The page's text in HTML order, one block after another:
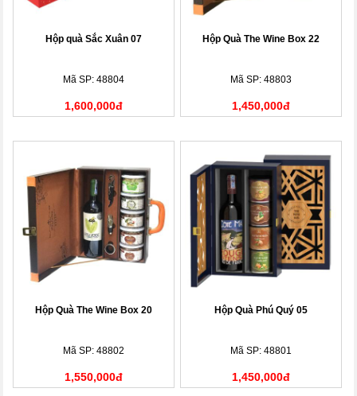
Hộp quà Sắc Xuân 07
Mã SP: 48804
1,600,000đ
Hộp Quà The Wine Box 22
Mã SP: 48803
1,450,000đ
Hộp Quà The Wine Box 20
Mã SP: 48802
1,550,000đ
Hộp Quà Phú Quý 05
Mã SP: 48801
1,450,000đ